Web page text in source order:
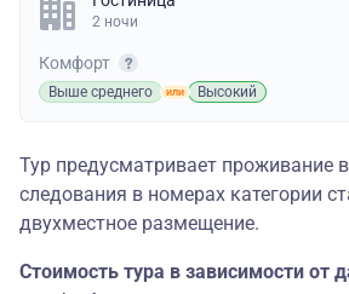
2 ночи
Комфорт
Выше среднего Высокий
Тур предусматривает проживание
следования в номерах категории
двухместное размещение.
Стоимость тура в зависимости от